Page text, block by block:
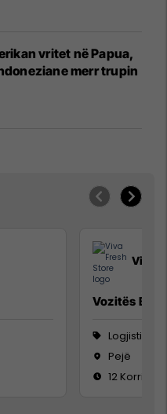
vritet në Papua,
merr trupin
Viva
Vozitës B
Logjistikë
Pejë
12 Korrik